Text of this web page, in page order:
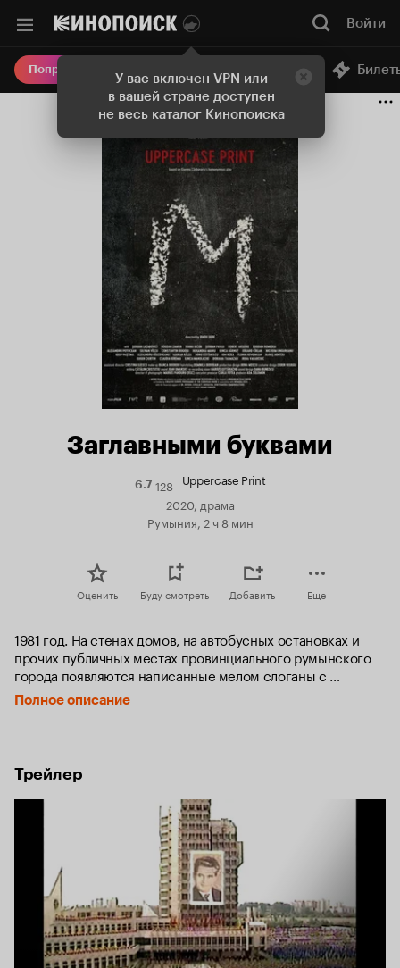
У вас включен VPN или
в вашей стране доступен
не весь каталог Кинопоиска
Войти
Попробовать Плюс Онлайн-кинотеатр
Заглавными буквами
6.7Рейтинг
Кинопоиска
128 Uppercase Print
2020, драма
Румыния, 2 ч 8 мин
Оценить Буду смотреть Добавить Еще
1981 год. На стенах домов, на автобусных остановках и
прочих публичных местах провинциального румынского
города появляются написанные мелом слоганы с
требованиями свободы, демократизации или просто
улучшения продовольственного снабжения. Автора
в архивах румынской тайной полиции. На основе
материалов этого дела театральный режиссер решает
поставить документальный спектакль.
Полное описание
Трейлер